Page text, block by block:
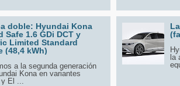
doble: Hyundai Kona
Safe 1.6 GDi DCT y
Limited Standard
(48,4 kWh)
a la segunda generación
Kona en variantes
El ...
la